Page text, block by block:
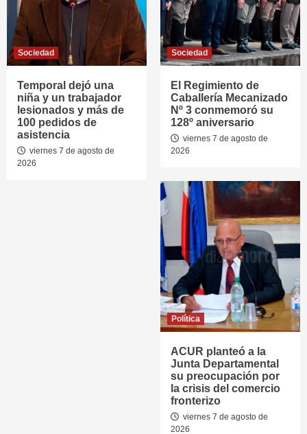
Sociedad
Temporal dejó una
niña y un trabajador
lesionados y más de
100 pedidos de
asistencia
viernes 7 de agosto de
2026
Sociedad
El Regimiento de
Caballería Mecanizado
Nº 3 conmemoró su
128º aniversario
viernes 7 de agosto de
2026
Política
ACUR planteó a la
Junta Departamental
su preocupación por
la crisis del comercio
fronterizo
viernes 7 de agosto de
2026